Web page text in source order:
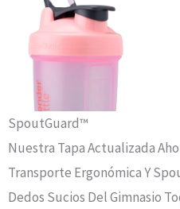
SpoutGuard™
Nuestra Tapa Actualizada
Transporte Ergonómica Y
Dedos Sucios Del Gimnasio